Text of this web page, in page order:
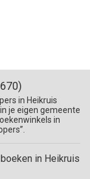
in Heikruis
je eigen gemeente
in
in Heikruis